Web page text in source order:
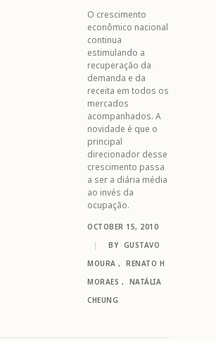
O crescimento
econômico nacional
continua
estimulando a
recuperação da
demanda e da
receita em todos os
mercados
acompanhados. A
novidade é que o
principal
direcionador desse
crescimento passa
a ser a diária média
ao invés da
ocupação.
OCTOBER 15, 2010
|
BY GUSTAVO
MOURA ,
RENATO H
MORAES ,
NATÁLIA
CHEUNG